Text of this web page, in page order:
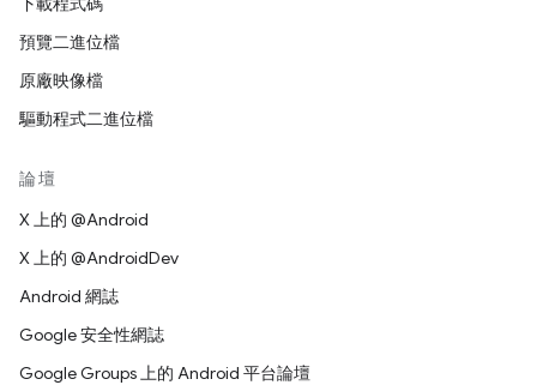
預覽二進位檔
原廠映像檔
驅動程式二進位檔
論壇
X 上的 @Android
X 上的 @AndroidDev
Android 網誌
Google 安全性網誌
Google Groups 上的 Android 平台論壇